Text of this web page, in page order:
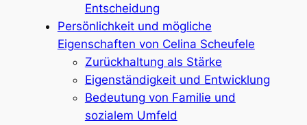
Entscheidung
Persönlichkeit und mögliche
Eigenschaften von Celina Scheufele
Zurückhaltung als Stärke
Eigenständigkeit und Entwicklung
Bedeutung von Familie und
sozialem Umfeld